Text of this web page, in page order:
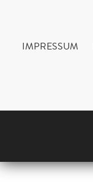
IMPRESSUM